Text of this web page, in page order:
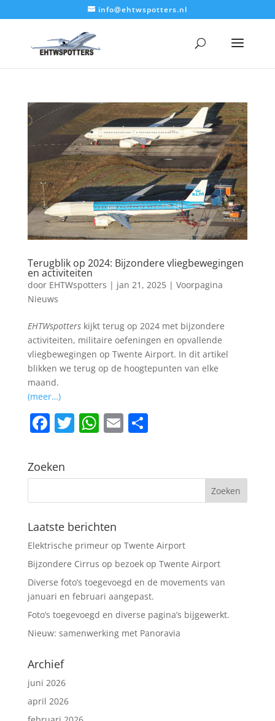
info@ehtwspotters.nl
Terugblik op 2024: Bijzondere vliegbewegingen
en activiteiten
door EHTWspotters | jan 21, 2025| Voorpagina
Nieuws
EHTWspotters kijkt terug op 2024 met bijzondere
activiteiten, militaire oefeningen en opvallende
vliegbewegingen op Twente Airport. In dit artikel
blikken we terug op de hoogtepunten van elke
maand.
(meer…)
F
c
e
b
o
o
k
T
er
W
s
A
p
p
E
l
D
n
Zoeken
Laatste berichten
Elektrische primeur op Twente Airport
Bijzondere Cirrus op bezoek op Twente Airport
Diverse foto’s toegevoegd en de movements van
januari en februari aangepast.
Foto’s toegevoegd en diverse pagina’s bijgewerkt.
Nieuw: samenwerking met Panoravia
Archief
juni 2026
april 2026